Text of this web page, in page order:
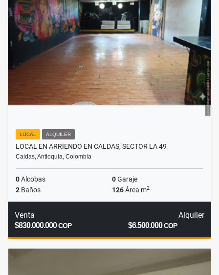
LOCAL ALQUILER
LOCAL EN ARRIENDO EN CALDAS, SECTOR LA 49
Caldas, Antioquia, Colombia
0Alcobas 0Garaje
2 Baños 126Área m2
Venta
$830.000.000COP
Alquiler
$6.500.000COP